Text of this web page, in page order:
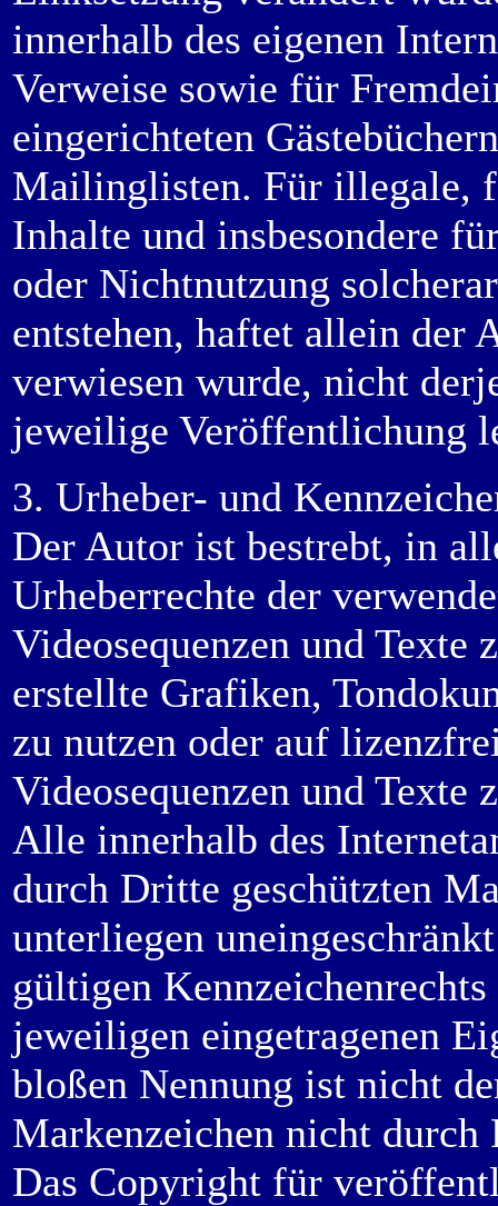
innerhalb des eigenen
Verweise sowie für
eingerichteten
Mailinglisten. Für illegale,
Inhalte und insbesondere
oder Nichtnutzung
entstehen, haftet allein der
verwiesen wurde, nicht
jeweilige Veröffentlichung
3. Urheber- und
Der Autor ist bestrebt, in
Urheberrechte der
Videosequenzen und Texte
erstellte Grafiken,
zu nutzen oder auf
Videosequenzen und Texte
Alle innerhalb des
durch Dritte geschützten
unterliegen
gültigen
jeweiligen eingetragenen
bloßen Nennung ist nicht
Markenzeichen nicht
Das Copyright für